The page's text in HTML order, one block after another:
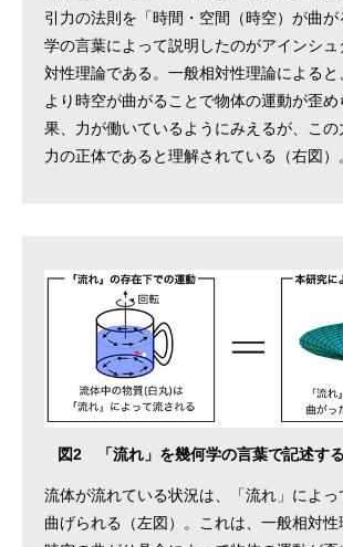
引力の法則を「時間・空間（時空）が曲
学の言葉によって説明したのがアインシュ
対性理論である。一般相対性理論によると
より時空が曲がることで物体の運動が歪
果、力が働いているようにみえるが、この
力の正体であると理解されている（右図）
図2 「流れ」を幾何学の言葉で記述す
流体が流れている状況は、「流れ」によ
曲げられる（左図）。これは、一般相対性